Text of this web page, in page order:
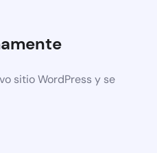
sitio WordPress y se